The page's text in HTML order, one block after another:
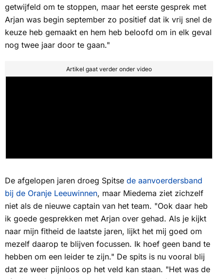
getwijfeld om te stoppen, maar het eerste gesprek met
Arjan was begin september zo positief dat ik vrij snel de
keuze heb gemaakt en hem heb beloofd om in elk geval
nog twee jaar door te gaan."
Artikel gaat verder onder video
De afgelopen jaren droeg Spitse de aanvoerdersband
bij de Oranje Leeuwinnen, maar Miedema ziet zichzelf
niet als de nieuwe captain van het team. "Ook daar heb
ik goede gesprekken met Arjan over gehad. Als je kijkt
naar mijn fitheid de laatste jaren, lijkt het mij goed om
mezelf daarop te blijven focussen. Ik hoef geen band te
hebben om een leider te zijn." De spits is nu vooral blij
dat ze weer pijnloos op het veld kan staan. "Het was de